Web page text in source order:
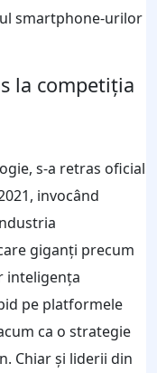
smartphone-urilor
la competiția
s-a retras oficial
invocând
giganți precum
inteligența
pe platformele
ca o strategie
Chiar și liderii din